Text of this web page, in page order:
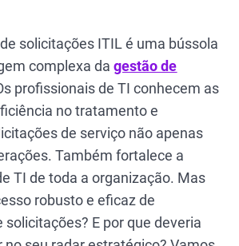
solicitações ITIL é uma bússola
complexa dagestão de
profissionais de TI conhecem as
no tratamento e
de serviço não apenas
Também fortalece a
TI de toda a organização. Mas
robusto e eficaz de
E por que deveria